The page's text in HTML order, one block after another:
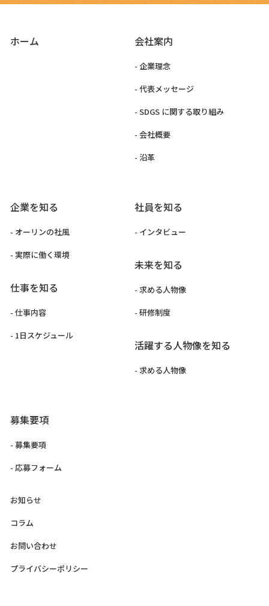
ホーム 会社案内
- 企業理念
- 代表メッセージ
- SDGS に関する取り組み
- 会社概要
- 沿革
企業を知る
- オーリンの社風
- 実際に働く環境
仕事を知る
- 仕事内容
- 1日スケジュール
社員を知る
- インタビュー
未来を知る
- 求める人物像
- 研修制度
活躍する人物像を知る
- 求める人物像
募集要項
- 募集要項
- 応募フォーム
お知らせ
コラム
お問い合わせ
プライバシーポリシー